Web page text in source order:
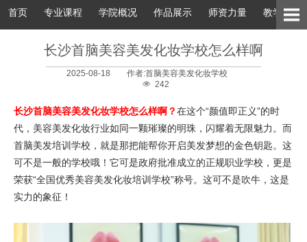
首页 专业课程 学院概况 作品展示 师资力量 教学环境
长沙首脑美容美发化妆学校怎么样啊
2025-08-18
作者:首脑美容美发化妆学校
242
长沙首脑美容美发化妆学校怎么样啊？在这个“颜值即正义”的时
代，美容美发化妆行业如同一颗璀璨的明珠，闪耀着无限魅力。而
首脑美发培训学校，就是那把能帮你开启美发梦想的金色钥匙。这
可不是一般的学校哦！它可是政府批准成立的正规职业学校，更是
荣获“全国优秀美容美发化妆培训学校”称号。这可不是吹牛，这是
实力的象征！